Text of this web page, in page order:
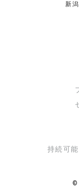
新
持続可
©